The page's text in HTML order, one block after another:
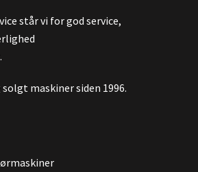
står vi for god service,
maskiner siden 1996.